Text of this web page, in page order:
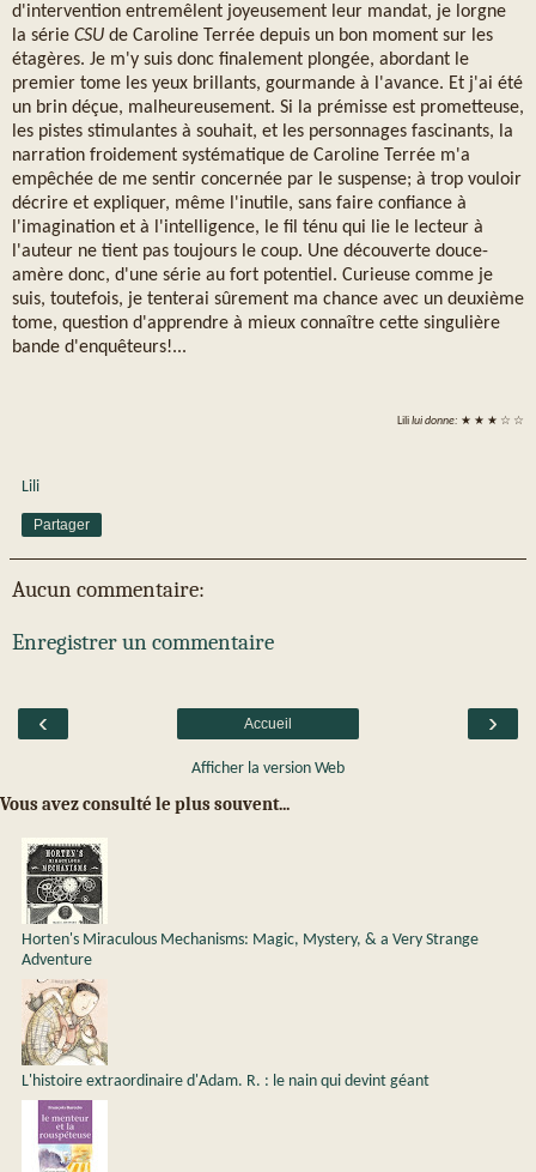
d'intervention entremêlent joyeusement leur mandat, je lorgne
la série CSU de Caroline Terrée depuis un bon moment sur les
étagères. Je m'y suis donc finalement plongée, abordant le
premier tome les yeux brillants, gourmande à l'avance. Et j'ai été
un brin déçue, malheureusement. Si la prémisse est prometteuse,
les pistes stimulantes à souhait, et les personnages fascinants, la
narration froidement systématique de Caroline Terrée m'a
empêchée de me sentir concernée par le suspense; à trop vouloir
décrire et expliquer, même l'inutile, sans faire confiance à
l'imagination et à l'intelligence, le fil ténu qui lie le lecteur à
l'auteur ne tient pas toujours le coup. Une découverte douce-
amère donc, d'une série au fort potentiel. Curieuse comme je
suis, toutefois, je tenterai sûrement ma chance avec un deuxième
tome, question d'apprendre à mieux connaître cette singulière
bande d'enquêteurs!...
Lililui donne: ★ ★ ★ ☆ ☆
Lili
Partager
Aucun commentaire:
Enregistrer un commentaire
‹ ›
Accueil
Afficher la version Web
Vous avez consulté le plus souvent...
Horten's Miraculous Mechanisms: Magic, Mystery, & a Very Strange
Adventure
L'histoire extraordinaire d'Adam. R. : le nain qui devint géant